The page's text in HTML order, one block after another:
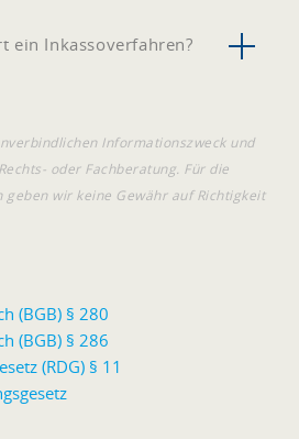
ein Inkassoverfahren?
Informationszweck und
oder Fachberatung. Für die
wir keine Gewähr auf Richtigkeit
(BGB) § 280
(BGB) § 286
(RDG) § 11